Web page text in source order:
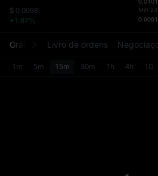
$ 0.0098
+1.87%
Mín
Gráfico Livro de ordens
1m 5m 15m 30m 1h 4h 1D